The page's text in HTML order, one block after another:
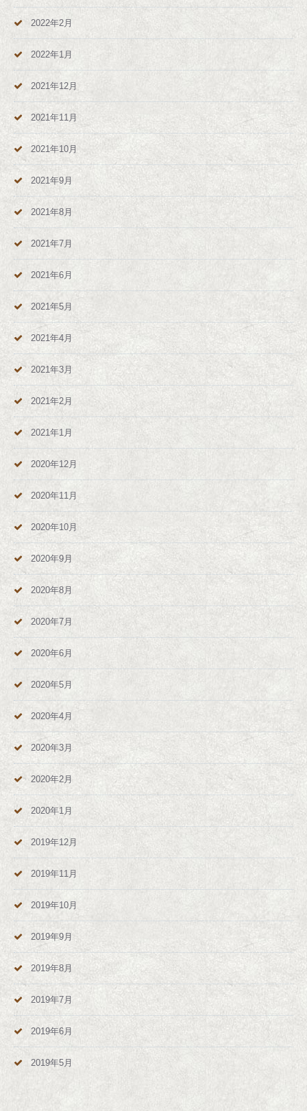
2022年2月
2022年1月
2021年12月
2021年11月
2021年10月
2021年9月
2021年8月
2021年7月
2021年6月
2021年5月
2021年4月
2021年3月
2021年2月
2021年1月
2020年12月
2020年11月
2020年10月
2020年9月
2020年8月
2020年7月
2020年6月
2020年5月
2020年4月
2020年3月
2020年2月
2020年1月
2019年12月
2019年11月
2019年10月
2019年9月
2019年8月
2019年7月
2019年6月
2019年5月